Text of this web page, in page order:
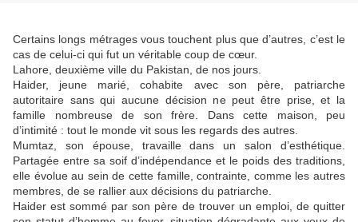
Certains longs métrages vous touchent plus que d’autres, c’est le
cas de celui-ci qui fut un véritable coup de cœur.
Lahore, deuxième ville du Pakistan, de nos jours.
Haider, jeune marié, cohabite avec son père, patriarche
autoritaire sans qui aucune décision ne peut être prise, et la
famille nombreuse de son frère. Dans cette maison, peu
d’intimité : tout le monde vit sous les regards des autres.
Mumtaz, son épouse, travaille dans un salon d’esthétique.
Partagée entre sa soif d’indépendance et le poids des traditions,
elle évolue au sein de cette famille, contrainte, comme les autres
membres, de se rallier aux décisions du patriarche.
Haider est sommé par son père de trouver un emploi, de quitter